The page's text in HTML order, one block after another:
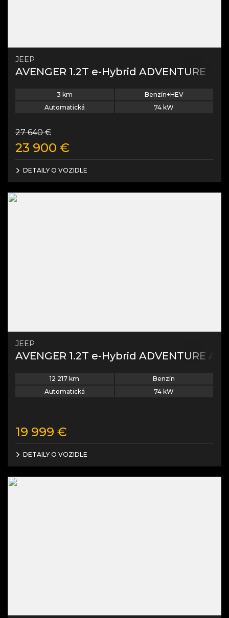
JEEP
AVENGER 1.2T e-Hybrid ADVENTURE
3 km
Benzín+HEV
Automatická
74 kW
27 640€
23 900 €
DETAILY O VOZIDLE
JEEP
AVENGER 1.2T e-Hybrid ADVENTURE AT
12 217 km
Benzín
Automatická
74 kW
19 999 €
DETAILY O VOZIDLE